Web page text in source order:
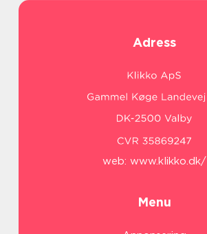
Adress
web: www.klikko.dk/
Menu